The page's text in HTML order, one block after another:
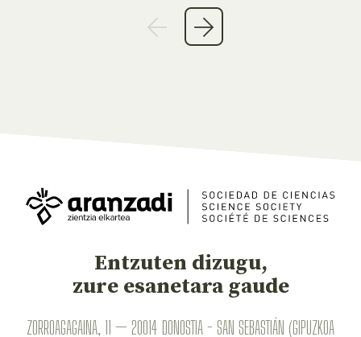
Entzuten dizugu,
zure esanetara gaude
ZORROAGAGAINA, 11 — 20014 DONOSTIA - SAN SEBASTIÁN (GIPUZKOA